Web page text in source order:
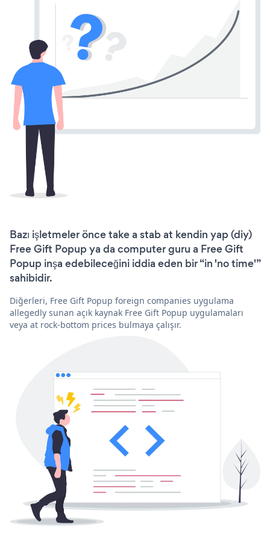
Bazı işletmeler önce take a stab at kendin yap (diy)
Free Gift Popup ya da computer guru a Free Gift
Popup inşa edebileceğini iddia eden bir “in 'no time'”
sahibidir.
Diğerleri, Free Gift Popup foreign companies uygulama
allegedly sunan açık kaynak Free Gift Popup uygulamaları
veya at rock-bottom prices bulmaya çalışır.